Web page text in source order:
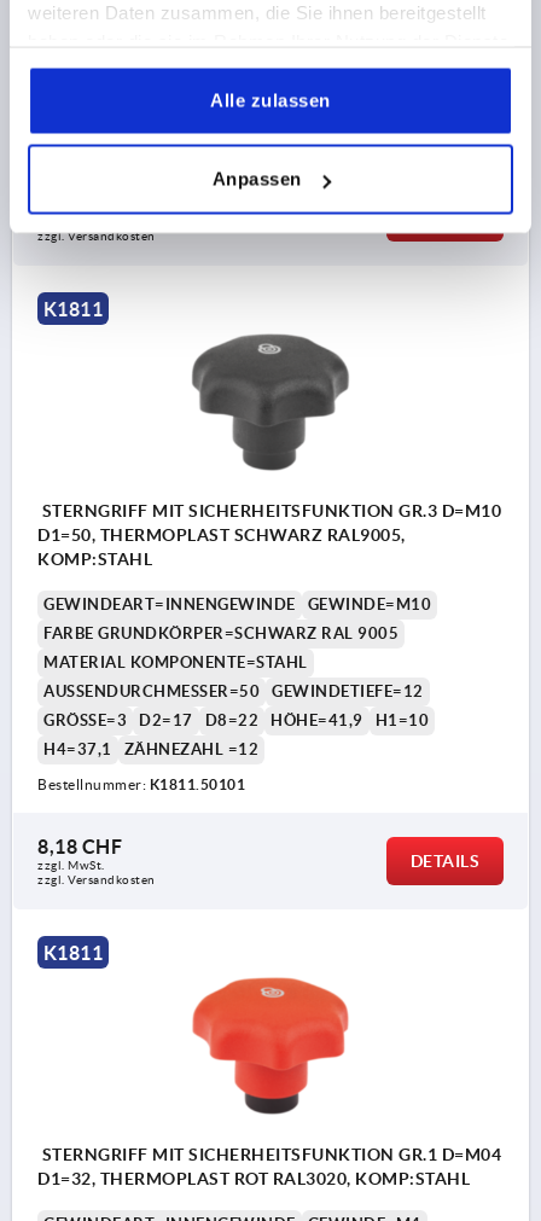
weiteren Daten zusammen, die Sie ihnen bereitgestellt
gesammelt haben.
Alle zulassen
Anpassen
MATERIAL KOMPONENTE=STAHL
ZÄHNEZAHL =12
Bestellnummer:K1811.50081
zzgl. Versandkosten
DETAILS
K1811
STERNGRIFF MIT SICHERHEITSFUNKTION GR.3 D=M10
D1=50, THERMOPLAST SCHWARZ RAL9005,
KOMP:STAHL
GEWINDEART=INNENGEWINDE
GEWINDE=M10
FARBE GRUNDKÖRPER=SCHWARZ RAL 9005
MATERIAL KOMPONENTE=STAHL
AUSSENDURCHMESSER=50
GEWINDETIEFE=12
GRÖSSE=3
D2=17 D8=22 HÖHE=41,9
H1=10
H4=37,1
ZÄHNEZAHL =12
Bestellnummer: K1811.50101
8,18 CHF
zzgl. MwSt.
zzgl. Versandkosten
DETAILS
K1811
STERNGRIFF MIT SICHERHEITSFUNKTION GR.1 D=M04
D1=32, THERMOPLAST ROT RAL3020, KOMP:STAHL